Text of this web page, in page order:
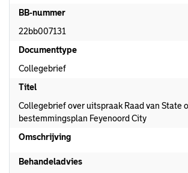
BB-nummer
22bb007131
Documenttype
Collegebrief
Titel
Collegebrief over uitspraak Raad van State
bestemmingsplan Feyenoord City
Omschrijving
Behandeladvies